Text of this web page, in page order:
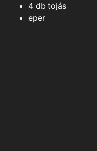
4 db tojás
eper